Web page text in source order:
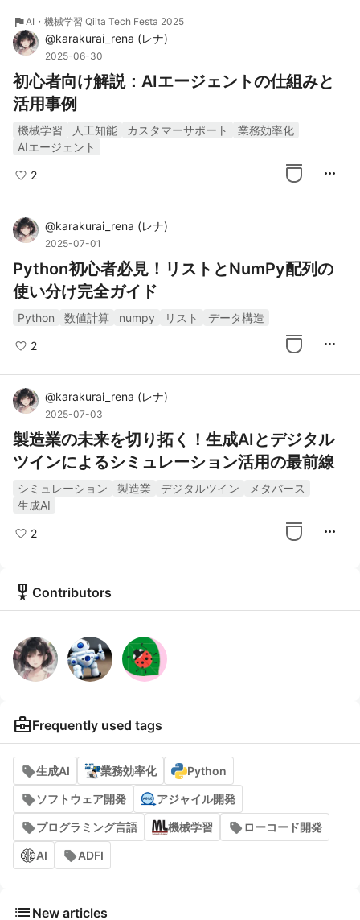
flagAI・機械学習 Qiita Tech Festa 2025
@karakurai_rena (レナ)
2025-06-30
初心者向け解説：AIエージェントの仕組みと
活用事例
機械学習 人工知能 カスタマーサポート
業務効率化
AIエージェント
2 more_horiz
@karakurai_rena (レナ)
2025-07-01
Python初心者必見！リストとNumPy配列の
使い分け完全ガイド
Python 数値計算 numpy リスト データ構造
2 more_horiz
@karakurai_rena (レナ)
2025-07-03
製造業の未来を切り拓く！生成AIとデジタル
ツインによるシミュレーション活用の最前線
シミュレーション 製造業 デジタルツイン
メタバース
生成AI
2 more_horiz
military_tech Contributors
business_centerFrequently used tags
生成AI 業務効率化 Python
ソフトウェア開発 アジャイル開発
プログラミング言語 機械学習 ローコード開発
AI ADFI
list New articles